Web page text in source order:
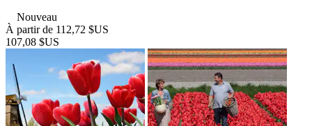
Nouveau
À partir de 112,72 $US
107,08 $US